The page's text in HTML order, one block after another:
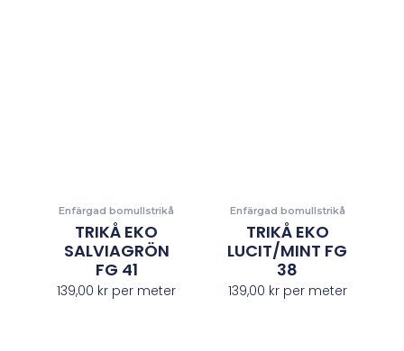
Enfärgad bomullstrikå
TRIKÅ EKO
SALVIAGRÖN
FG 41
139,00 kr per meter
Enfärgad bomullstrikå
TRIKÅ EKO
LUCIT/MINT FG
38
139,00 krper meter